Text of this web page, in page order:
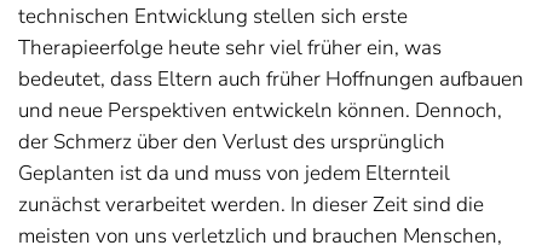
technischen Entwicklung stellen sich erste
Therapieerfolge heute sehr viel früher ein, was
bedeutet, dass Eltern auch früher Hoffnungen aufbauen
und neue Perspektiven entwickeln können. Dennoch,
der Schmerz über den Verlust des ursprünglich
Geplanten ist da und muss von jedem Elternteil
zunächst verarbeitet werden. In dieser Zeit sind die
meisten von uns verletzlich und brauchen Menschen,